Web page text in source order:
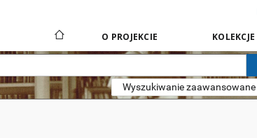
O PROJEKCIE KOLEKCJE
Wyszukiwanie zaawansowane